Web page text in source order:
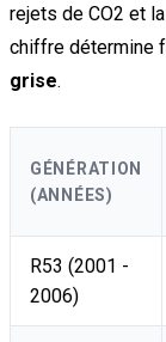
rejets de CO2 et
chiffre détermine
grise.
GÉNÉRATION
(ANNÉES)
R53 (2001 -
2006)